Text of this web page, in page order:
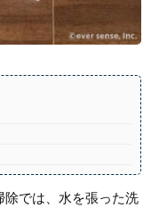
除では、水を張った洗